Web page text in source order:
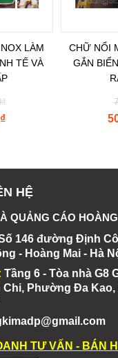
LÀM
TẾ VÀ
₫
₫
CHỮ NỔI
GẮN
HỆ
QUẢNG CÁO
146 đường Định
- Hoàng Mai - Hà
Tầng 6 - Tòa nhà G8
Phường Đa Kao,
TƯ VẤN - BÁN